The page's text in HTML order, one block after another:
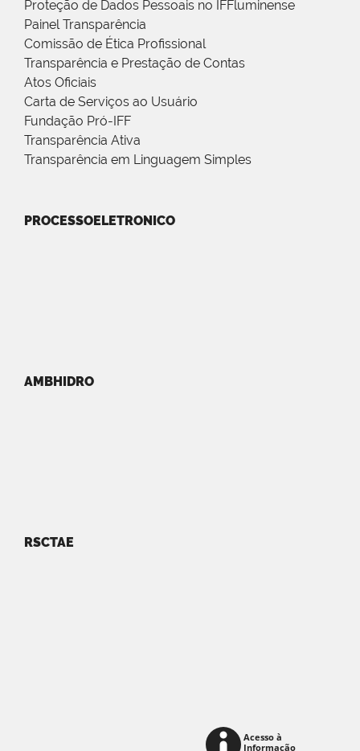
Proteção de Dados Pessoais no IFFluminense
Painel Transparência
Comissão de Ética Profissional
Transparência e Prestação de Contas
Atos Oficiais
Carta de Serviços ao Usuário
Fundação Pró-IFF
Transparência Ativa
Transparência em Linguagem Simples
PROCESSOELETRONICO
AMBHIDRO
RSCTAE